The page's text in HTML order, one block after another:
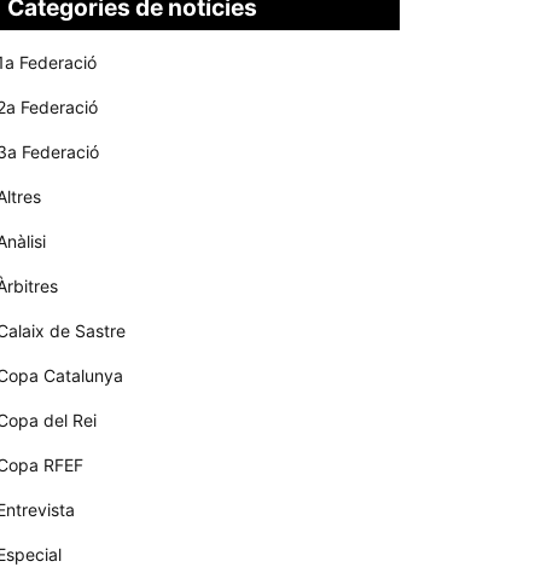
Categories de notícies
Federació
Federació
Federació
de Sastre
Catalunya
del Rei
RFEF